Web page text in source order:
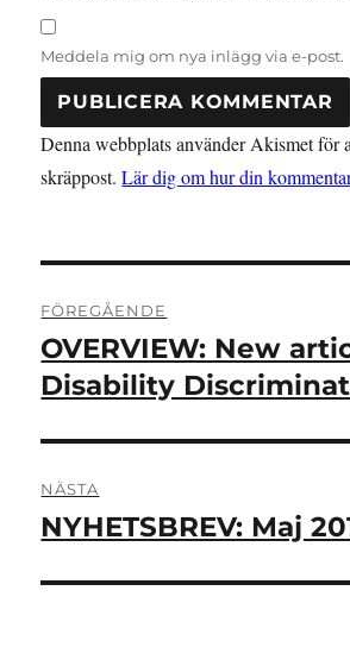
Meddela mig om nya inlägg via e-post.
Denna webbplats använder Akismet för
skräppost.Lär dig om hur din
FÖREGÅENDE
Föregående
inlägg:
OVERVIEW: New
Disability
NÄSTA
Nästa
NYHETSBREV: Maj